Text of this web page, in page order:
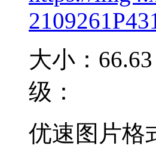
大小：
级：
优速图片格